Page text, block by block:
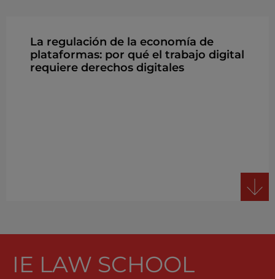
La regulación de la economía de
plataformas: por qué el trabajo digital
requiere derechos digitales
IE LAW SCHOOL